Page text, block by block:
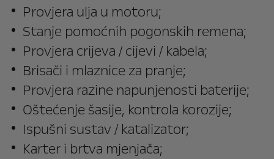
Provjera ulja u motoru;
Stanje pomoćnih pogonskih remena;
Provjera crijeva / cijevi / kabela;
Brisači i mlaznice za pranje;
Provjera razine napunjenosti baterije;
Oštećenje šasije, kontrola korozije;
Ispušni sustav / katalizator;
Karter i brtva mjenjača;